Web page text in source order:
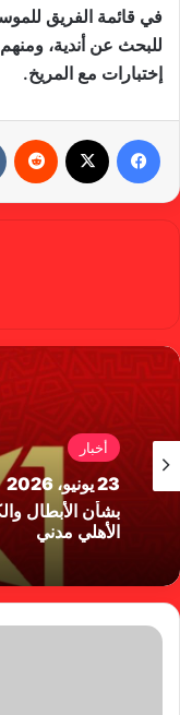
في قائمة الفريق
للبحث عن أندية،
إختبارات مع المريخ.
أخبار
23 يونيو، 2026
بشأن الأبطال
الأهلي مدني